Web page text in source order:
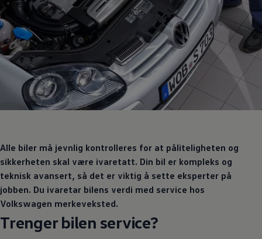
Ladekalkulator
Oppgitt vs. faktisk rekkevidde
Min Volkswagen
myVolkswagen
Biltilbehør
Programvareoppdateringer
Videoveiledninger
Instruksjonsbok
Kundeinformasjon
Varsellamper
Digitale tjenester
App-Connect
Kart og radio
Bilhold
Bilservice
Nybilgaranti
Veihjelp og bilberging
Service på elbil
Service for eldre modeller
Alle biler må jevnlig kontrolleres for at påliteligheten og
sikkerheten skal være ivaretatt. Din bil er kompleks og
teknisk avansert, så det er viktig å sette eksperter på
jobben. Du ivaretar bilens verdi med service hos
Volkswagen merkeveksted.
Trenger bilen service?